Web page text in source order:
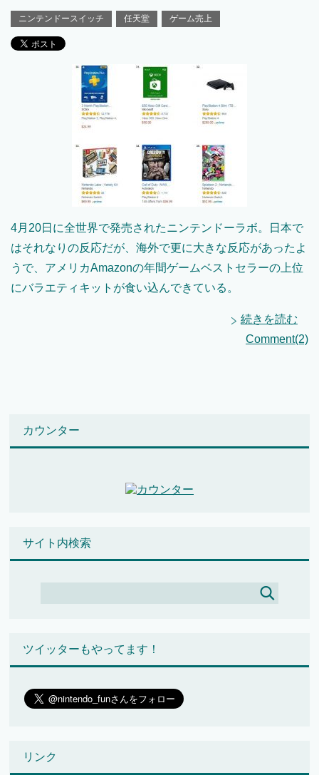
ニンテンドースイッチ 任天堂 ゲーム売上
4月20日に全世界で発売されたニンテンドーラボ。日本で
はそれなりの反応だが、海外で更に大きな反応があったよ
うで、アメリカAmazonの年間ゲームベストセラーの上位
にバラエティキットが食い込んできている。
続きを読む
Comment(2)
カウンター
サイト内検索
ツイッターもやってます！
リンク